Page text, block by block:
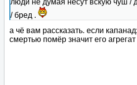
/ бред .
а чё вам рассказать. если
смертью помёр значит его